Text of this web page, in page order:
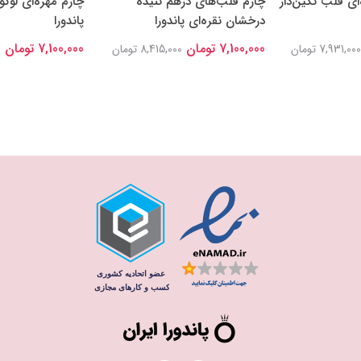
7,931,000 تومان
درخشان نقره‌ای پاندورا
7,100,000 تومان 8,415,000 تومان
پاندورا
7,100,000 تومان